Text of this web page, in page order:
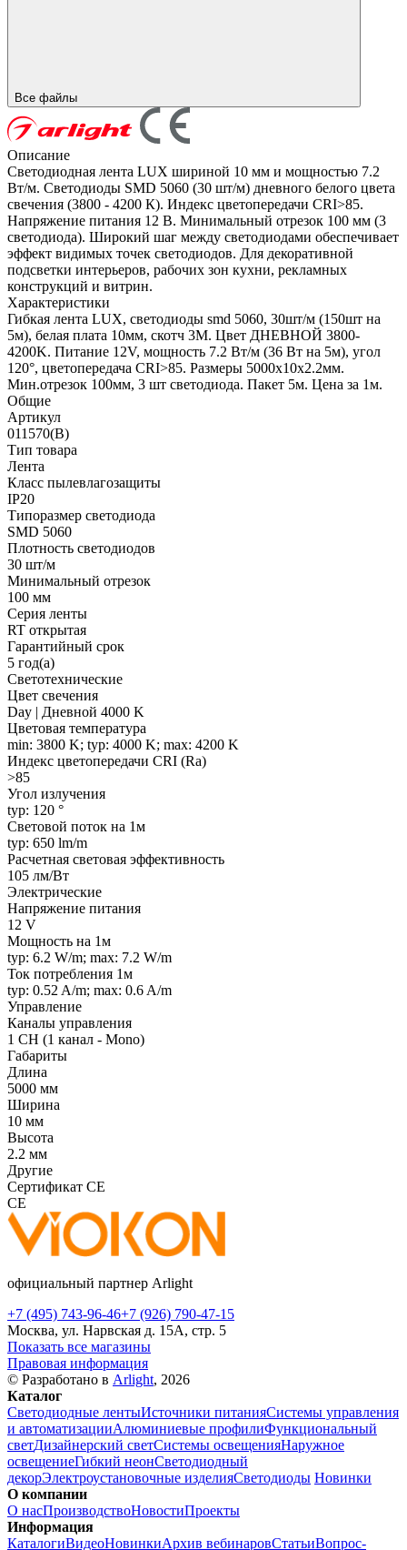
Все файлы
Описание
Светодиодная лента LUX шириной 10 мм и мощностью 7.2
Вт/м. Светодиоды SMD 5060 (30 шт/м) дневного белого цвета
свечения (3800 - 4200 К). Индекс цветопередачи CRI>85.
Напряжение питания 12 В. Минимальный отрезок 100 мм (3
светодиода). Широкий шаг между светодиодами обеспечивает
эффект видимых точек светодиодов. Для декоративной
подсветки интерьеров, рабочих зон кухни, рекламных
конструкций и витрин.
Характеристики
Гибкая лента LUX, светодиоды smd 5060, 30шт/м (150шт на
5м), белая плата 10мм, скотч 3М. Цвет ДНЕВНОЙ 3800-
4200K. Питание 12V, мощность 7.2 Вт/м (36 Вт на 5м), угол
120°, цветопередача CRI>85. Размеры 5000х10x2.2мм.
Мин.отрезок 100мм, 3 шт светодиода. Пакет 5м. Цена за 1м.
Общие
Артикул
011570(B)
Тип товара
Лента
Класс пылевлагозащиты
IP20
Типоразмер светодиода
SMD 5060
Плотность светодиодов
30 шт/м
Минимальный отрезок
100 мм
Серия ленты
RT открытая
Гарантийный срок
5 год(а)
Светотехнические
Цвет свечения
Day | Дневной 4000 K
Цветовая температура
min: 3800 K; typ: 4000 K; max: 4200 K
Индекс цветопередачи CRI (Ra)
>85
Угол излучения
typ: 120 °
Световой поток на 1м
typ: 650 lm/m
Расчетная световая эффективность
105 лм/Вт
Электрические
Напряжение питания
12 V
Мощность на 1м
typ: 6.2 W/m; max: 7.2 W/m
Ток потребления 1м
typ: 0.52 A/m; max: 0.6 A/m
Управление
Каналы управления
1 CH (1 канал - Mono)
Габариты
Длина
5000 мм
Ширина
10 мм
Высота
2.2 мм
Другие
Сертификат CE
CE
официальный партнер Arlight
+7 (495) 743-96-46+7 (926) 790-47-15
Москва, ул. Нарвская д. 15А, стр. 5
Показать все магазины
Правовая информация
© Разработано в Arlight, 2026
Каталог
Светодиодные лентыИсточники питанияСистемы управления
и автоматизацииАлюминиевые профилиФункциональный
светДизайнерский светСистемы освещенияНаружное
освещениеГибкий неонСветодиодный
декорЭлектроустановочные изделияСветодиоды Новинки
О компании
О насПроизводствоНовостиПроекты
Информация
КаталогиВидеоНовинкиАрхив вебинаровСтатьиВопрос-